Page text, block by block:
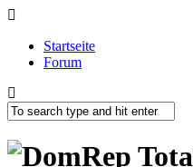
Startseite
Forum